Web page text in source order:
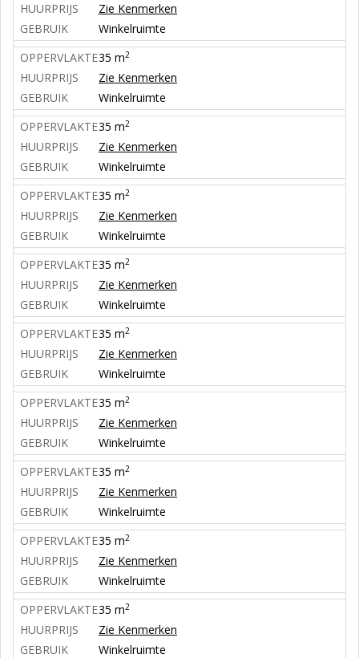
HUURPRIJS
Zie Kenmerken
GEBRUIK
Winkelruimte
OPPERVLAKTE35 m2
HUURPRIJS
Zie Kenmerken
GEBRUIK
Winkelruimte
OPPERVLAKTE35 m2
HUURPRIJS
Zie Kenmerken
GEBRUIK
Winkelruimte
OPPERVLAKTE35 m2
HUURPRIJS
Zie Kenmerken
GEBRUIK
Winkelruimte
OPPERVLAKTE35 m2
HUURPRIJS
Zie Kenmerken
GEBRUIK
Winkelruimte
OPPERVLAKTE35 m2
HUURPRIJS
Zie Kenmerken
GEBRUIK
Winkelruimte
OPPERVLAKTE35 m2
HUURPRIJS
Zie Kenmerken
GEBRUIK
Winkelruimte
OPPERVLAKTE35 m2
HUURPRIJS
Zie Kenmerken
GEBRUIK
Winkelruimte
OPPERVLAKTE35 m2
HUURPRIJS
Zie Kenmerken
GEBRUIK
Winkelruimte
OPPERVLAKTE35 m2
HUURPRIJS
Zie Kenmerken
GEBRUIK
Winkelruimte